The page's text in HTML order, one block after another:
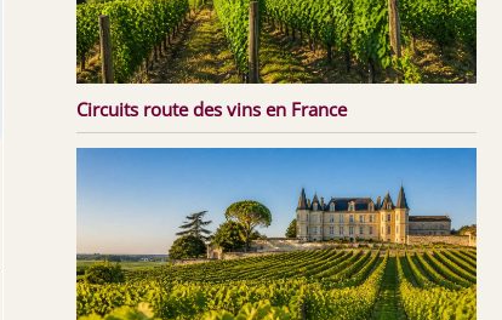
Circuits route des vins en France